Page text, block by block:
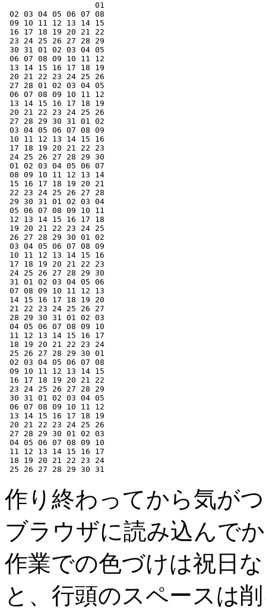
                   01
02 03 04 05 06 07 08
09 10 11 12 13 14 15
16 17 18 19 20 21 22
23 24 25 26 27 28 29
30 31 01 02 03 04 05
06 07 08 09 10 11 12
13 14 15 16 17 18 19
20 21 22 23 24 25 26
27 28 01 02 03 04 05
06 07 08 09 10 11 12
13 14 15 16 17 18 19
20 21 22 23 24 25 26
27 28 29 30 31 01 02
03 04 05 06 07 08 09
10 11 12 13 14 15 16
17 18 19 20 21 22 23
24 25 26 27 28 29 30
01 02 03 04 05 06 07
08 09 10 11 12 13 14
15 16 17 18 19 20 21
22 23 24 25 26 27 28
29 30 31 01 02 03 04
05 06 07 08 09 10 11
12 13 14 15 16 17 18
19 20 21 22 23 24 25
26 27 28 29 30 01 02
03 04 05 06 07 08 09
10 11 12 13 14 15 16
17 18 19 20 21 22 23
24 25 26 27 28 29 30
31 01 02 03 04 05 06
07 08 09 10 11 12 13
14 15 16 17 18 19 20
21 22 23 24 25 26 27
28 29 30 31 01 02 03
04 05 06 07 08 09 10
11 12 13 14 15 16 17
18 19 20 21 22 23 24
25 26 27 28 29 30 01
02 03 04 05 06 07 08
09 10 11 12 13 14 15
16 17 18 19 20 21 22
23 24 25 26 27 28 29
30 31 01 02 03 04 05
06 07 08 09 10 11 12
13 14 15 16 17 18 19
20 21 22 23 24 25 26
27 28 29 30 01 02 03
04 05 06 07 08 09 10
11 12 13 14 15 16 17
18 19 20 21 22 23 24
作り終わってから気が
ブラウザに読み込んで
作業での色づけは祝日
と、行頭のスペースは